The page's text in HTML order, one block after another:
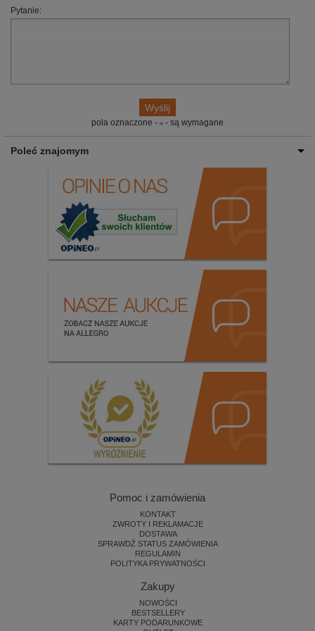
Pytanie:
pola oznaczone - - są wymagane
Poleć znajomym
Pomoc i zamówienia
KONTAKT
ZWROTY I REKLAMACJE
DOSTAWA
SPRAWDŹ STATUS ZAMÓWIENIA
REGULAMIN
POLITYKA PRYWATNOŚCI
Zakupy
NOWOŚCI
BESTSELLERY
KARTY PODARUNKOWE